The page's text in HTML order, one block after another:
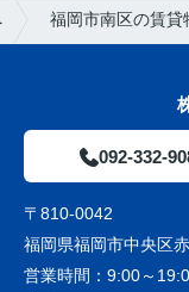
福岡市南区の賃貸
092-332-
〒810-0042
福岡県福岡市中央区
営業時間： 9:00～